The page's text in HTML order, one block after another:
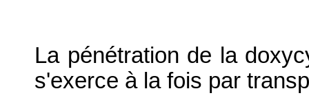
La pénétration de la
s'exerce à la fois par